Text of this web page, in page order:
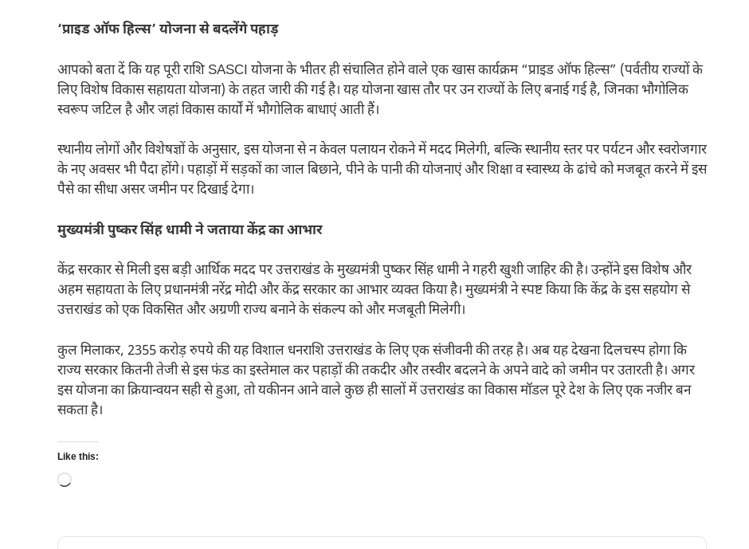
‘प्राइड ऑफ हिल्स’ योजना से बदलेंगे पहाड़
आपको बता दें कि यह पूरी राशि SASCI योजना के भीतर ही संचालित होने वाले एक खास कार्यक्रम “प्राइड ऑफ हिल्स” (पर्वतीय राज्यों के
लिए विशेष विकास सहायता योजना) के तहत जारी की गई है। यह योजना खास तौर पर उन राज्यों के लिए बनाई गई है, जिनका भौगोलिक
स्वरूप जटिल है और जहां विकास कार्यों में भौगोलिक बाधाएं आती हैं।
स्थानीय लोगों और विशेषज्ञों के अनुसार, इस योजना से न केवल पलायन रोकने में मदद मिलेगी, बल्कि स्थानीय स्तर पर पर्यटन और स्वरोजगार
के नए अवसर भी पैदा होंगे। पहाड़ों में सड़कों का जाल बिछाने, पीने के पानी की योजनाएं और शिक्षा व स्वास्थ्य के ढांचे को मजबूत करने में इस
पैसे का सीधा असर जमीन पर दिखाई देगा।
मुख्यमंत्री पुष्कर सिंह धामी ने जताया केंद्र का आभार
केंद्र सरकार से मिली इस बड़ी आर्थिक मदद पर उत्तराखंड के मुख्यमंत्री पुष्कर सिंह धामी ने गहरी खुशी जाहिर की है। उन्होंने इस विशेष और
अहम सहायता के लिए प्रधानमंत्री नरेंद्र मोदी और केंद्र सरकार का आभार व्यक्त किया है। मुख्यमंत्री ने स्पष्ट किया कि केंद्र के इस सहयोग से
उत्तराखंड को एक विकसित और अग्रणी राज्य बनाने के संकल्प को और मजबूती मिलेगी।
कुल मिलाकर, 2355 करोड़ रुपये की यह विशाल धनराशि उत्तराखंड के लिए एक संजीवनी की तरह है। अब यह देखना दिलचस्प होगा कि
राज्य सरकार कितनी तेजी से इस फंड का इस्तेमाल कर पहाड़ों की तकदीर और तस्वीर बदलने के अपने वादे को जमीन पर उतारती है। अगर
इस योजना का क्रियान्वयन सही से हुआ, तो यकीनन आने वाले कुछ ही सालों में उत्तराखंड का विकास मॉडल पूरे देश के लिए एक नजीर बन
सकता है।
Like this:
Loading…